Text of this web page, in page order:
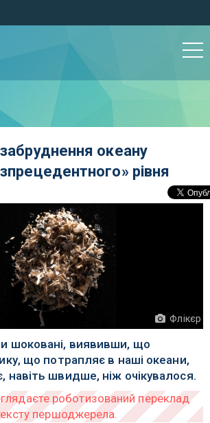
океану
рівня
Флікєр
шоковані, виявивши, що
що потрапляє в наші океани,
навіть швидше, ніж очікувалося.